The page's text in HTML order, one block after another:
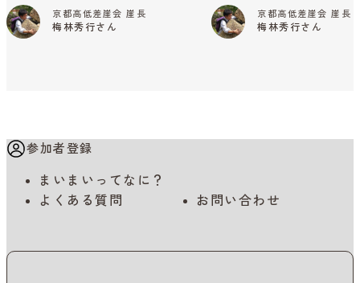
京都高低差崖会 崖長
梅林秀行さん
京都高低差崖会 崖長
梅林秀行さん
参加者登録
まいまいってなに？
よくある質問
お問い合わせ